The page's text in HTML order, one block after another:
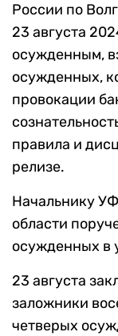
России по
23 августа
осужденным,
осужденных,
провокации
правила и
релизе.
Начальнику
области
осужденных в
23 августа
заложники
четверых